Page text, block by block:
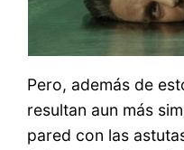
Pero, además de
resultan aun más
pared con las